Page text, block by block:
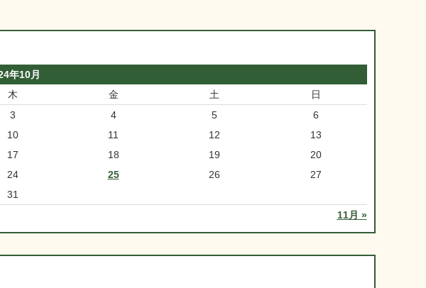
年10月
木 金 土 日
11月 »
3 4 5
6
10 11 12
13
17 18 19
20
24 25 26
27
31